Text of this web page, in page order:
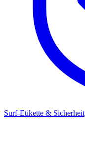
Surf-Etikette & Sicherheit